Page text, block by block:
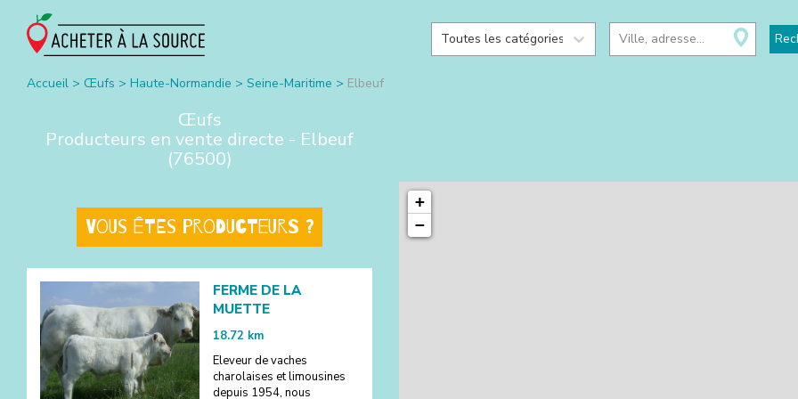
Toutes les catégories Ville, adresse...
Accueil > Œufs > Haute-Normandie > Seine-Maritime > Elbeuf
Œufs
Producteurs en vente directe - Elbeuf
(76500)
Vous êtes producteurs ?
FERME DE LA
MUETTE
18.72 km
Eleveur de vaches
charolaises et limousines
depuis 1954, nous
+
−